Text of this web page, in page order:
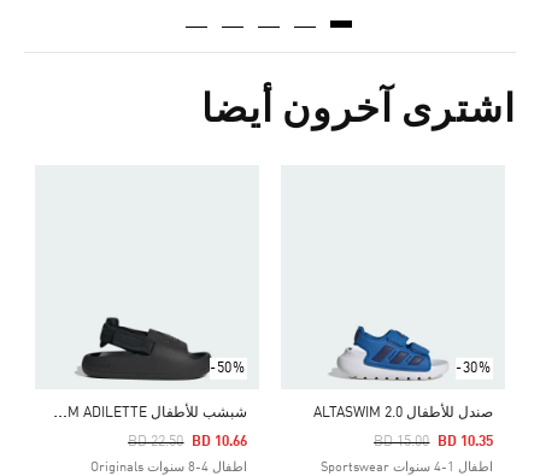
اشترى آخرون أيضا
-30%
صندل للأطفال ALTASWIM 2.0
Price Reduced From
BD 15.00
To BD 10.35
اطفال 1-4 سنوات Sportswear
-50%
ش
بشب للأطفال ADIFOM ADILETTE
Price Reduced From
BD 22.50
To BD 10.66
اطفال 4-8 سنوات Originals